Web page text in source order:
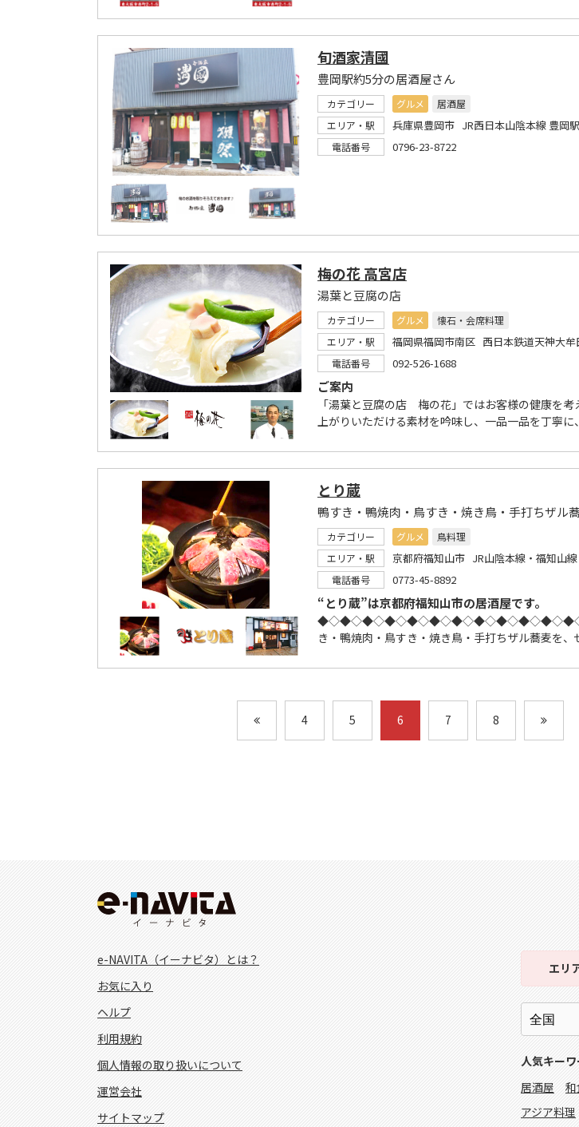
旬酒家清國
豊岡駅約5分の居酒屋さん
カテゴリー グルメ
居酒屋
エリア・駅
兵庫県豊岡市 JR西日本山陰本線 豊岡駅
電話番号 0796-23-8722
梅の花 高宮店
湯葉と豆腐の店
カテゴリー グルメ
懐石・会席料理
エリア・駅
福岡県福岡市南区 西日本鉄道天神大牟
電話番号 092-526-1688
ご案内
「湯葉と豆腐の店 梅の花」ではお客様の健康を考
上がりいただける素材を吟味し、一品一品を丁寧に
とり蔵
カテゴリー グルメ
鳥料理
エリア・駅
京都府福知山市 JR山陰本線・福知山
電話番号 0773-45-8892
“とり蔵”は京都府福知山市の居酒屋です。
き・鴨焼肉・鳥すき・焼き鳥・手打ちザル蕎麦を
4 5 6 7 8
e-NAVITA（イーナビタ）とは？
お気に入り
ヘルプ
利用規約
個人情報の取り扱いについて
運営会社
サイトマップ
エリ
人気キーワ
居酒屋
和
アジア料理